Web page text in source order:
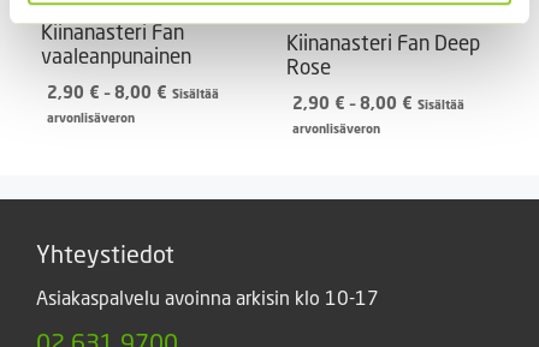
Kiinanasteri Fan
vaaleanpunainen
2,90 € – 8,00 € Hintaluokka:
Sisältää
arvonlisäveron
Kiinanasteri Fan Deep
Rose
2,90 € – 8,00 € Hintaluokka:
Sisältää
arvonlisäveron
Yhteystiedot
Asiakaspalvelu avoinna arkisin klo 10-17